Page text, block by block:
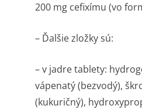
200 mg cefixímu (vo
– Ďalšie zložky sú:
–v jadre tablety:
vápenatý (bezvodý),
(kukuričný),